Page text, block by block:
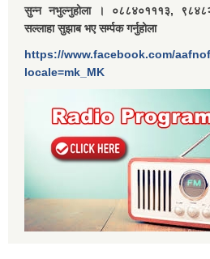
सुन्न नभुल्नुहोला । ०८८४०१११३,
सल्लाहा सुझाब भए सर्म्पक गर्नुहोला
https://www.facebook.com/
locale=mk_MK